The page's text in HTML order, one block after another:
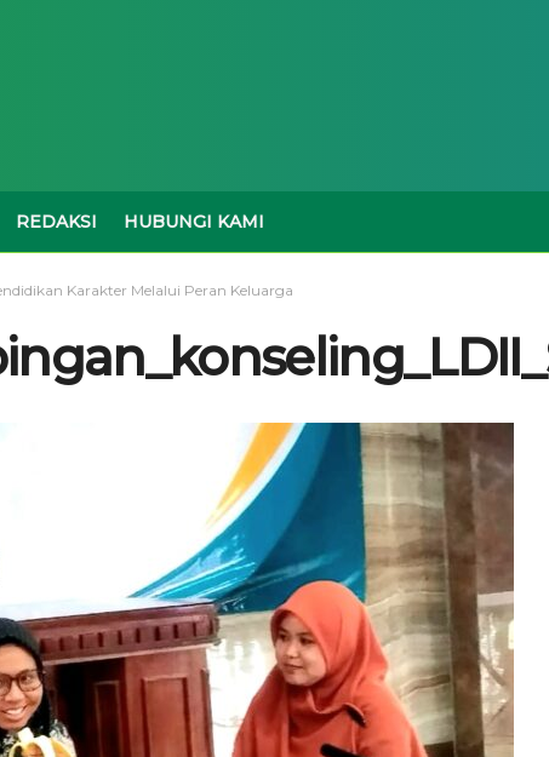
REDAKSI HUBUNGI KAMI
Karakter Melalui Peran Keluarga